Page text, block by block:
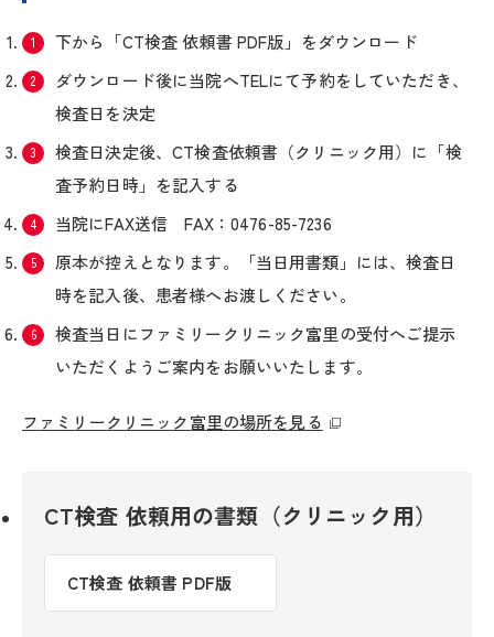
下から「CT検査 依頼書 PDF版」をダウンロード
ダウンロード後に当院へTELにて予約をしていただき、
検査日を決定
検査日決定後、CT検査依頼書（クリニック用）に「検
査予約日時」を記入する
当院にFAX送信 FAX：0476-85-7236
原本が控えとなります。「当日用書類」には、検査日
時を記入後、患者様へお渡しください。
検査当日にファミリークリニック富里の受付へご提示
いただくようご案内をお願いいたします。
ファミリークリニック富里の場所を見る
CT検査 依頼用の書類（クリニック用）
CT検査 依頼書 PDF版